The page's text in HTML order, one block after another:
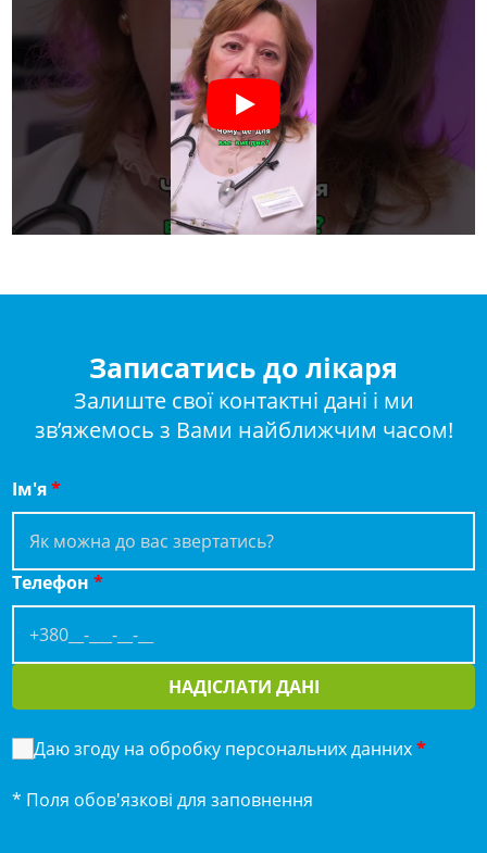
Записатись до лікаря
Залиште свої контактні дані і ми
зв’яжемось з Вами найближчим часом!
Ім'я*
Телефон*
НАДІСЛАТИ ДАНІ
Даю згоду на обробку персональних данних*
* Поля обов'язкові для заповнення